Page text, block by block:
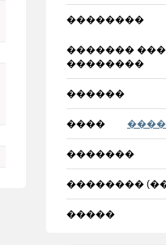
��������
�������
��������
������
����
�������
��������
�����